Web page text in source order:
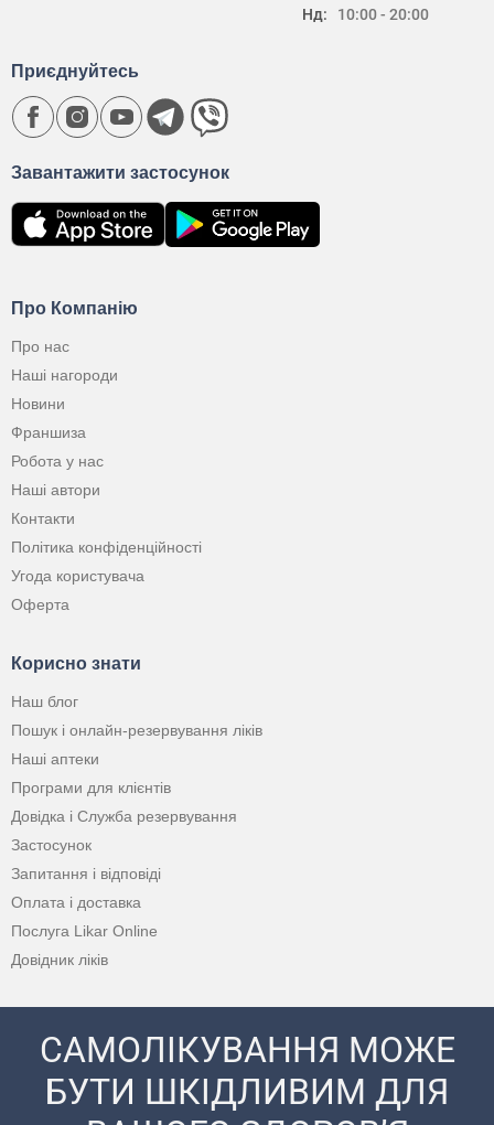
Нд:
10:00 - 20:00
Про Компанію
Про нас
Наші нагороди
Новини
Франшиза
Робота у нас
Наші автори
Контакти
Політика конфіденційності
Угода користувача
Оферта
Корисно знати
Наш блог
Пошук і онлайн-резервування ліків
Наші аптеки
Програми для клієнтів
Довідка і Служба резервування
Застосунок
Запитання і відповіді
Оплата і доставка
Послуга Likar Online
Довідник ліків
Завантажити застосунок
Приєднуйтесь
САМОЛІКУВАННЯ МОЖЕ
БУТИ ШКІДЛИВИМ ДЛЯ